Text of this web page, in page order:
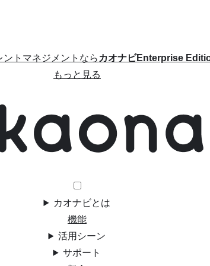
トマネジメントならカオナビEnterprise
もっと見る
カオナビとは
機能
活用シーン
サポート